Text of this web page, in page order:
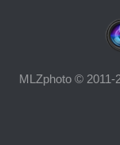
MLZphoto © 2011-